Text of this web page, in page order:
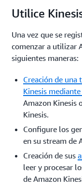
Utilice
Una vez que se
comenzar a utilizar
siguientes maneras:
Creación de una
Kinesis
Amazon Kinesis
Kinesis.
Configure los
en su stream de
Creación de sus
leer y procesar
de Amazon